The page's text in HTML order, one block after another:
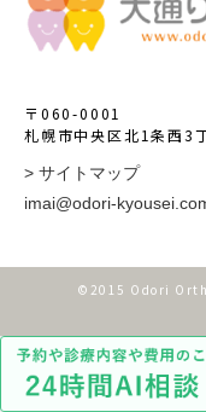
〒060-0001
札幌市中央区北1条西3
> サイトマップ
imai@odori-
©2015 Odori